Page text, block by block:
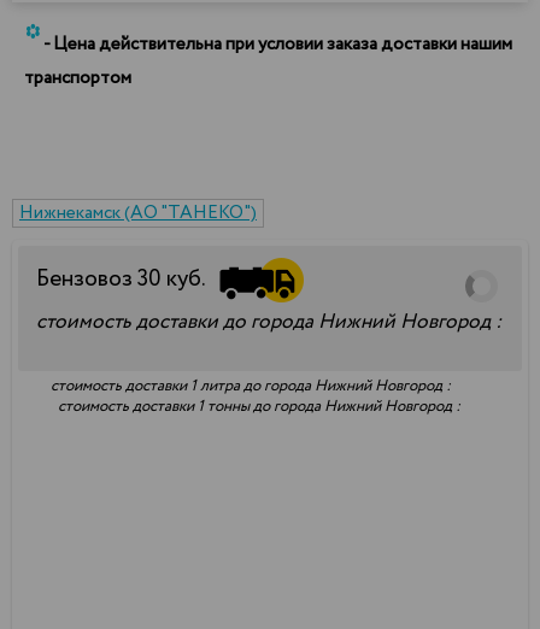
*- Цена действительна при условии заказа доставки нашим
транспортом
Нижнекамск (АО "ТАНЕКО")
Бензовоз30 куб.
стоимость доставки до города Нижний Новгород :
стоимость доставки 1 литра до города Нижний Новгород :
стоимость доставки 1 тонны до города Нижний Новгород :